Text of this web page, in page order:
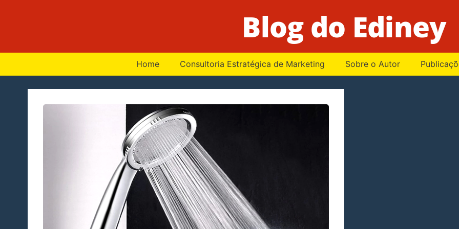
Blog do Ediney
Home Consultoria Estratégica de Marketing Sobre o Autor